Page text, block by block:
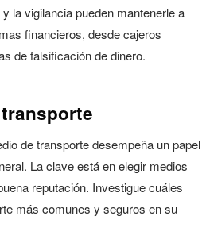
la vigilancia pueden mantenerle a
financieros, desde cajeros
de falsificación de dinero.
de transporte desempeña un papel
La clave está en elegir medios
reputación. Investigue cuáles
más comunes y seguros en su